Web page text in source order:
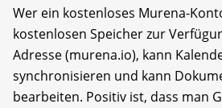
Wer ein kostenloses Murena-
kostenlosen Speicher zur
Adresse (murena.io), kann
synchronisieren und kann
bearbeiten. Positiv ist, dass man